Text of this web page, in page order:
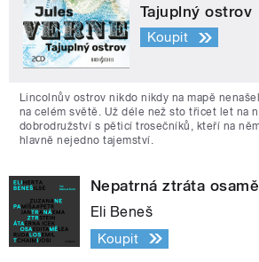
Tajuplný ostrov
Koupit
Lincolnův ostrov nikdo nikdy na mapě
na celém světě. Už déle než sto třicet let na
dobrodružství s pěticí trosečníků, kteří na
hlavně nejedno tajemství.
Nepatrná ztráta
Eli Beneš
Koupit